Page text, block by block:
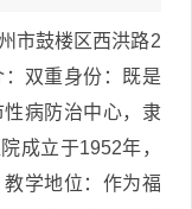
市鼓楼区西洪路2
双重身份：既是
病防治中心，隶
成立于1952年，
学地位：作为福